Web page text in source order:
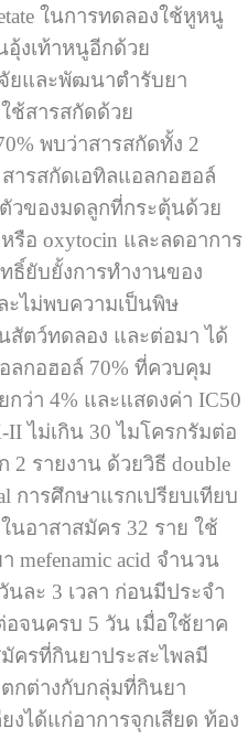
ในการทดลองใช้หูหนู
อุ้งเท้าหนูอีกด้วย
ละพัฒนาตำรับยา
ช้สารสกัดด้วย
พบว่าสารสกัดทั้ง 2
ารสกัดเอทิลแอลกอฮอล์
วของมดลูกที่กระตุ้นด้วย
หรือ oxytocin และลดอาการ
ธิ์ยับยั้งการทำงานของ
ะไม่พบความเป็นพิษ
สัตว์ทดลอง และต่อมา ได้
ลกอฮอล์ 70% ที่ควบคุม
ว่า 4% และแสดงค่า IC50
ไม่เกิน 30 ไมโครกรัมต่อ
รายงาน ด้วยวิธี double
การศึกษาแรกเปรียบเทียบ
นอาสาสมัคร 32 ราย ใช้
mefenamic acid จำนวน
นละ 3 เวลา ก่อนมีประจำ
จนครบ 5 วัน เมื่อใช้ยาค
ครที่กินยาประสะไพลมี
กต่างกับกลุ่มที่กินยา
งได้แก่อาการจุกเสียด ท้อง